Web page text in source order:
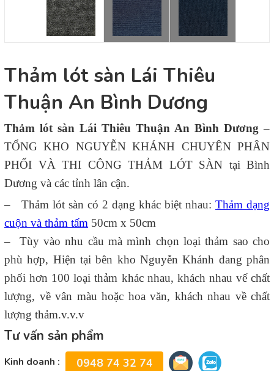
Thảm lót sàn Lái Thiêu
Thuận An Bình Dương
Thảm lót sàn Lái Thiêu Thuận An Bình Dương –
TỔNG KHO NGUYỄN KHÁNH CHUYÊN PHÂN
PHỐI VÀ THI CÔNG THẢM LÓT SÀN tại Bình
Dương và các tỉnh lân cận.
– Thảm lót sàn có 2 dạng khác biệt nhau: Thảm dạng
cuộn và thảm tấm 50cm x 50cm
– Tùy vào nhu cầu mà mình chọn loại thảm sao cho
phù hợp, Hiện tại bên kho Nguyễn Khánh đang phân
phối hơn 100 loại thảm khác nhau, khách nhau vế chất
lượng, về vân màu hoặc hoa văn, khách nhau về chất
lượng thảm.v.v.v
Tư vấn sản phẩm
Kinh doanh : 0948 74 32 74